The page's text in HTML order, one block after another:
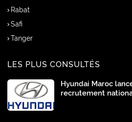
Rabat
Safi
Tanger
LES PLUS CONSULTÉS
Hyundai Maroc
recrutement